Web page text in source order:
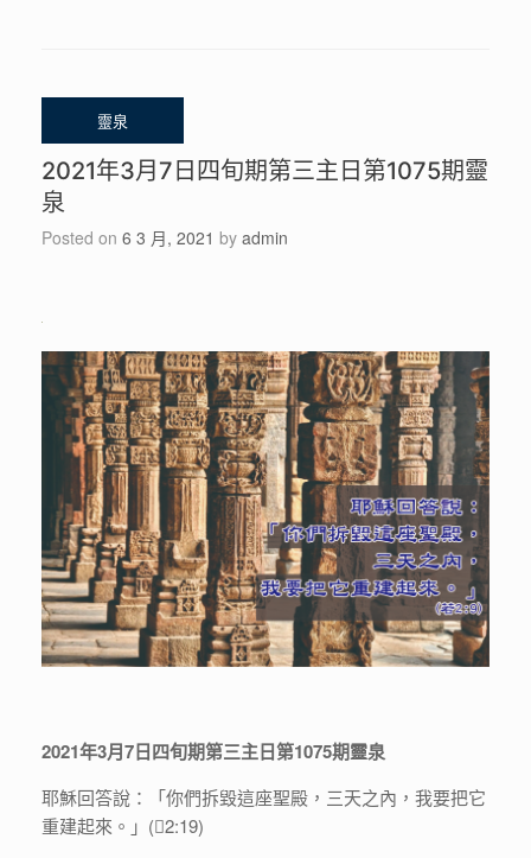
2021年3月7日四旬期第三主日第1075期靈
泉
Posted on 6 3 月, 2021 by admin
2021年3月7日四旬期第三主日第1075期靈泉
耶穌回答說：「你們拆毀這座聖殿，三天之內，我要把它
重建起來。」(𠰥2:19)